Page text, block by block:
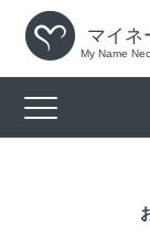
マイネ
My Name